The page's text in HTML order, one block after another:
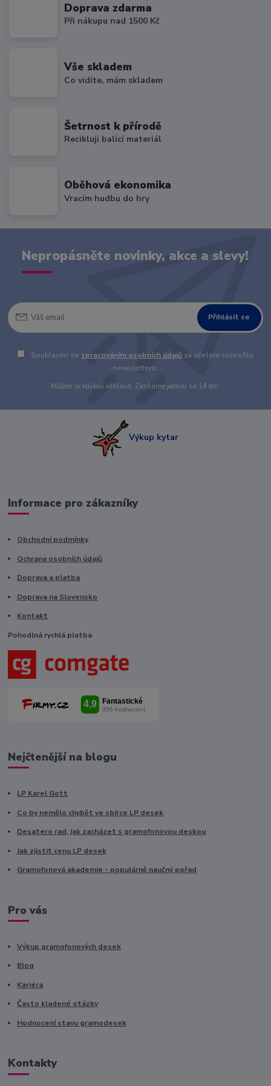
Doprava zdarma
Při nákupu nad 1500 Kč
Vše skladem
Co vidíte, mám skladem
Šetrnost k přírodě
Recikluji balící materiál
Oběhová ekonomika
Vracím hudbu do hry
Nepropásněte novinky, akce a slevy!
Přihlásit se
Souhlasím se zpracováním osobních údajů za účelem rozesílky
newsletteru.
Můžete se kdykoli odhlásit. Zasíláme jednou za 14 dní.
Výkup kytar
Informace pro zákazníky
Obchodní podmínky
Ochrana osobních údajů
Doprava a platba
Doprava na Slovensko
Kontakt
Pohodlná rychlá platba
Nejčtenější na blogu
LP Karel Gott
Co by nemělo chybět ve sbírce LP desek
Desatero rad, jak zacházet s gramofonovou deskou
Jak zjistit cenu LP desek
Gramofonová akademie - populárně naučný pořad
Pro vás
Výkup gramofonových desek
Blog
Kariéra
Často kladené otázky
Hodnocení stavu gramodesek
Kontakty